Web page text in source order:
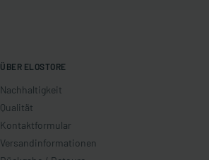
ÜBER ELOSTORE
Nachhaltigkeit
Qualität
Kontaktformular
Versandinformationen